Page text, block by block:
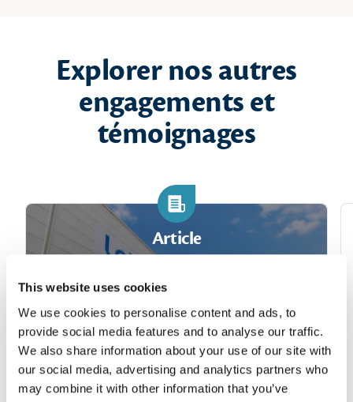
This website uses cookies
We use cookies to personalise content and ads, to
provide social media features and to analyse our traffic.
We also share information about your use of our site with
our social media, advertising and analytics partners who
may combine it with other information that you’ve
Explorer nos autres
engagements et
témoignages
Article